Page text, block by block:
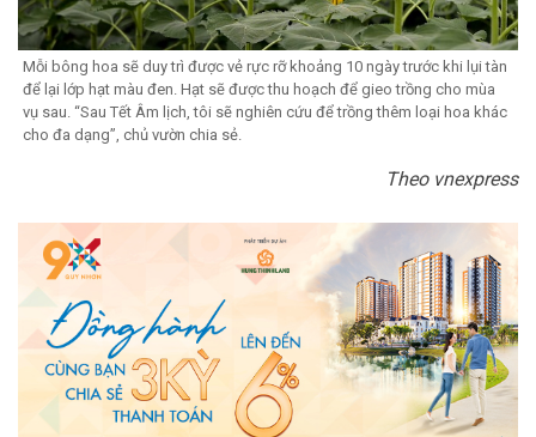
Mỗi bông hoa sẽ duy trì được vẻ rực rỡ khoảng 10 ngày trước khi lụi tàn
để lại lớp hạt màu đen. Hạt sẽ được thu hoạch để gieo trồng cho mùa
vụ sau. “Sau Tết Âm lịch, tôi sẽ nghiên cứu để trồng thêm loại hoa khác
cho đa dạng”, chủ vườn chia sẻ.
Theo vnexpress